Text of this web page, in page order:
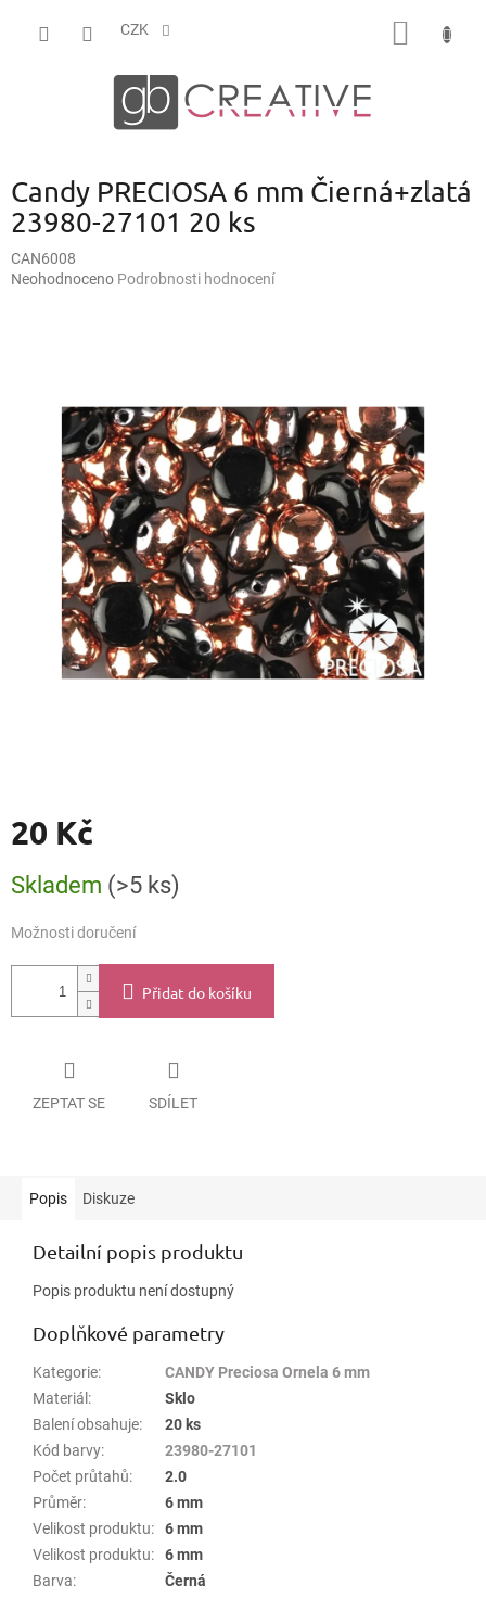
CZK
Candy PRECIOSA 6 mm Čierná+zlatá
23980-27101 20 ks
CAN6008
Průměrné
hvězdiček.
Neohodnoceno Podrobnosti hodnocení
20 Kč
cena:
Skladem (>5 ks)
Možnosti doručení
Přidat do košíku
ZEPTAT SE SDÍLET
Popis Diskuze
Detailní popis produktu
Popis produktu není dostupný
Doplňkové parametry
Kategorie:
CANDY Preciosa Ornela 6 mm
Materiál :
Sklo
Balení obsahuje:
20 ks
Kód barvy:
23980-27101
Počet průtahů:
2.0
Průměr:
6 mm
Velikost produktu:
6 mm
Velikost produktu:
6 mm
Barva: Černá